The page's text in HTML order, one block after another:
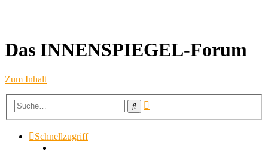
Das INNENSPIEGEL-Forum
Zum Inhalt
Suche
Schnellzugriff